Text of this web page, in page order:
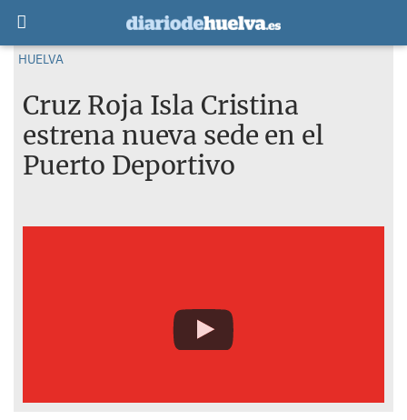
HUELVA
Cruz Roja Isla Cristina
estrena nueva sede en el
Puerto Deportivo